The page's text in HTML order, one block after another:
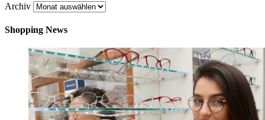
Archiv
Shopping News